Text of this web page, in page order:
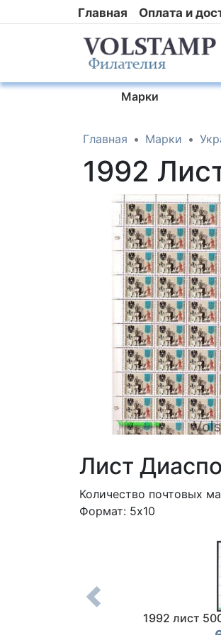
Главная Оплата и
Марки
Главная Марки
1992
Лист
Количество почтовых
Формат: 5x10
1992 лист